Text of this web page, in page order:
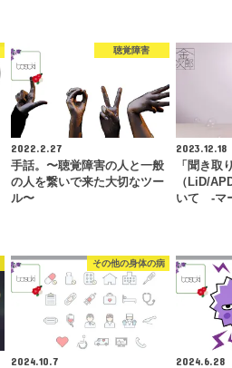
聴覚障害
2022.2.27
手話。〜聴覚障害の人と一般
の人を繋いで来た大切なツー
ル〜
2023.12.18
「聞き取
（LiD/
いて -マ
その他の身体の病
2024.10.7
2024.6.28